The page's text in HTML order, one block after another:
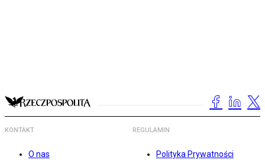
KONTAKT
O nas
REGULAMIN
Polityka Prywatności